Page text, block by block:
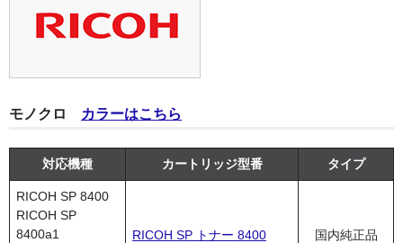
キヤノン
ブラザー
リコー
OKI
富士フイルムBI
NEC
モノクロ カラーはこちら
対応機種 カートリッジ型番 タイプ
RICOH SP 8400
RICOH SP
8400a1
RICOH SP トナー 8400 国内純正品